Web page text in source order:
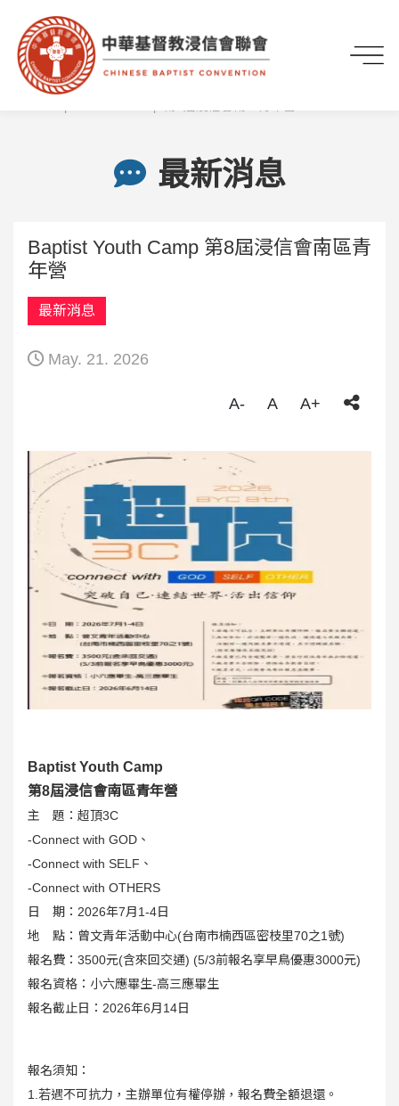
首頁
最新消息
Baptist Youth Camp 第8屆浸信會南區青
年營
最新消息
May. 21. 2026
A- A A+
Baptist Youth Camp
第8屆浸信會南區青年營
主 題：超頂3C
-Connect with GOD、
-Connect with SELF、
-Connect with OTHERS
日 期：2026年7月1-4日
地 點：曾文青年活動中心(台南市楠西區密枝里70之1號)
報名費：3500元(含來回交通) (5/3前報名享早鳥優惠3000元)
報名資格：小六應畢生-高三應畢生
報名截止日：2026年6月14日
報名須知：
1.若遇不可抗力，主辦單位有權停辦，報名費全額退還。